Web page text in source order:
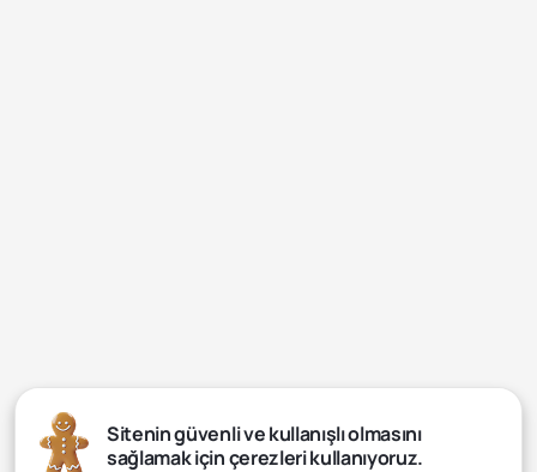
Sitenin güvenli ve kullanışlı olmasını
sağlamak için çerezleri kullanıyoruz.